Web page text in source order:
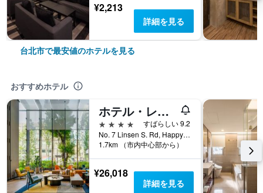
¥2,213
詳細を見る
台北市で最安値のホテルを見る
おすすめホテル
ホテル・レゾナンス台北・タペストリー・コレクションbyヒルトン
4つ星
すばらしい 9.2
No. 7 Linsen S. Rd, Happy Village, 台北市, 台湾
1.7km （市内中心部から）
¥26,018
詳細を見る